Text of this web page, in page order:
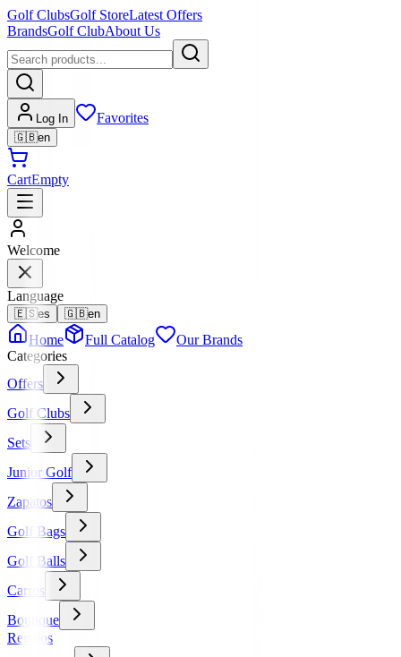
Golf ClubsGolf StoreLatest Offers
BrandsGolf ClubAbout Us
Log In Favorites
🇬🇧en
CartEmpty
Welcome
Language
🇪🇸es 🇬🇧en
Home Full Catalog
Our Brands
Categories
Offers
Golf Clubs
Sets
Junior Golf
Zapatos
Golf Bags
Golf Balls
Carros
Boutique
Regalos